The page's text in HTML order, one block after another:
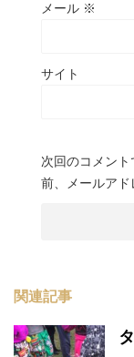
メール ※
サイト
次回のコメン
前、メールアド
関連記事